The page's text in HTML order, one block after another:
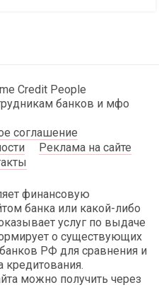
Credit People
банков и мфо
соглашение
Реклама на сайте
финансовую
банка или какой-либо
услуг по выдаче
о существующих
РФ для сравнения и
кредитования.
можно получить через